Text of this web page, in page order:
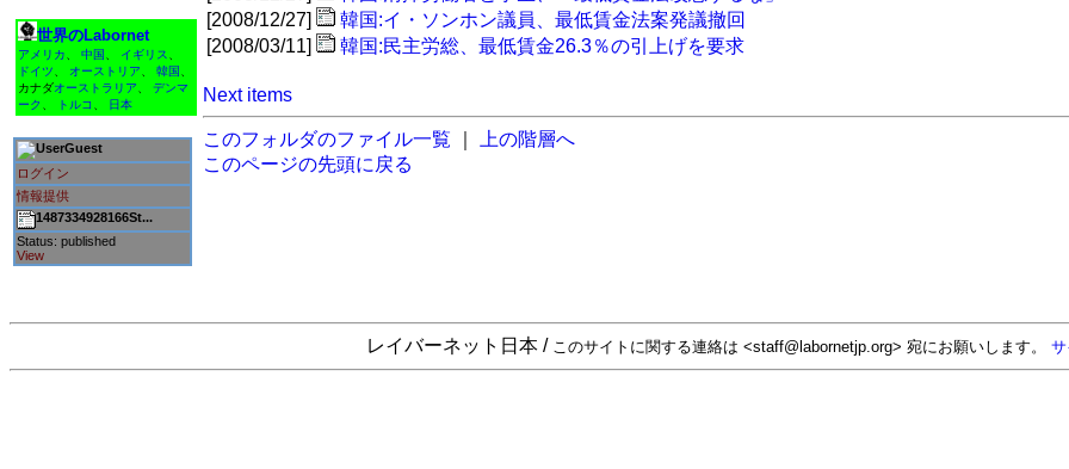
世界のLabornet
アメリカ 中国 イギリス
ドイツ
オーストリア 韓国
カナダオーストラリア
デンマ
ーク
トルコ 日本
Guest
ログイン
情報提供
1487334928166St...
Status: published
View
[2008/12/27]
韓国:イ・ソンホン議員、最低賃金法案発議撤回
[2008/03/11]
韓国:民主労総、最低賃金26.3％の引上げを要求
Next items
このフォルダのファイル一覧
上の階層へ
このページの先頭に戻る
レイバーネット日本 / このサイトに関する連絡は <staff@labornetjp.org> 宛にお願いします。